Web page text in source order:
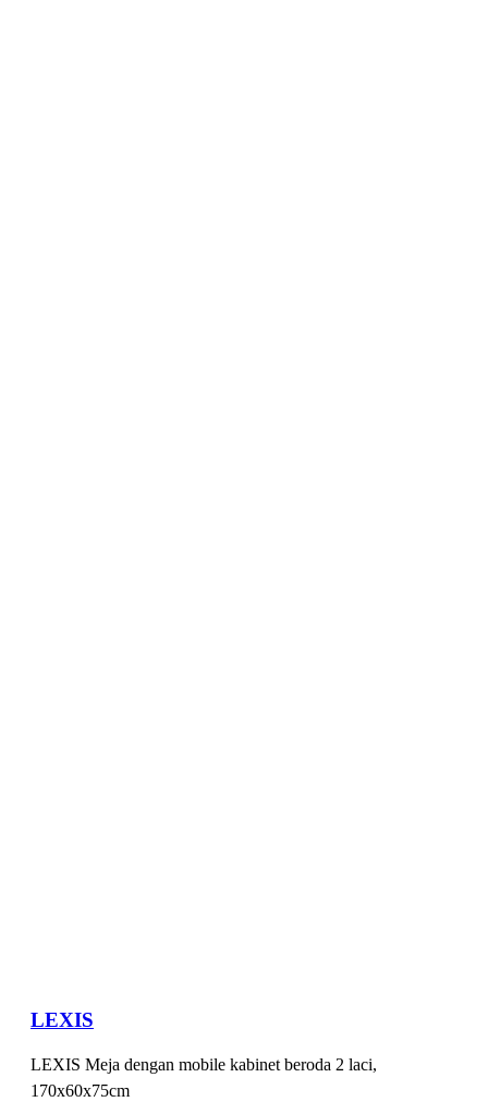
LEXIS
LEXIS Meja dengan mobile kabinet beroda 2 laci,
170x60x75cm